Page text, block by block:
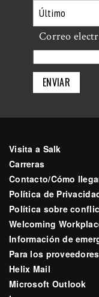
Primero
Último
Correo
Visita a Salk
Carreras
Contacto/Cómo
Política de
Política sobre
Welcoming
Información de
Para los
Helix Mail
Microsoft Outlook